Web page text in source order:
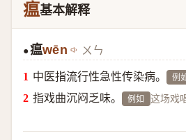
瘟基本解释
●瘟wēn ㄨㄣ
中医指流行性急性传染病。 例
指戏曲沉闷乏味。 例如 这场戏